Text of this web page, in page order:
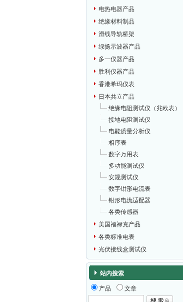
电热电器产品
绝缘材料制品
滑线导轨桥架
绿扬示波器产品
多一仪器产品
胜利仪器产品
香港希玛仪表
日本共立产品
绝缘电阻测试仪（兆欧表）
接地电阻测试仪
电能质量分析仪
相序表
数字万用表
多功能测试仪
安规测试仪
数字钳形电流表
钳形电流适配器
各类传感器
美国福禄克产品
各类标准电表
光伏接线盒测试仪
站内搜索
产品 文章